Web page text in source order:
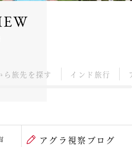
ら旅先を探す インド旅行
アグラ視察ブログ